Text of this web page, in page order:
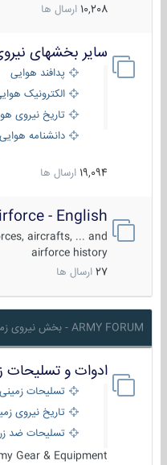
10,208 ارسال ها
سایر بخشهای
پدافند هوایی
الکترونیک هوایی
تاریخ نیروی
دانشنامه هوایی
19,094 ارسال ها
- English
aircrafts, ... and
airforce history
27 ارسال ها
ARMY FORUM - بخش نیروی زمینی
ادوات و تسلیحات
تسلیحات زمینی
تاریخ نیروی
تسلیحات ضد زره
Gear & Equipment